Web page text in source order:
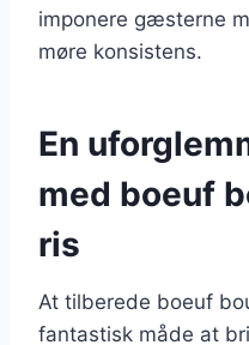
imponere gæsterne
møre konsistens.
En
med boeuf
ris
At tilberede boeuf
fantastisk måde at